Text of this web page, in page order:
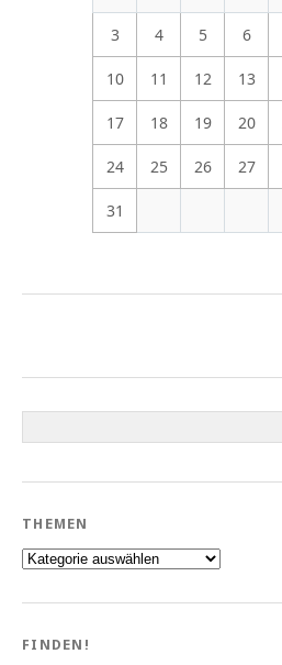
3 4 5 6
10 11 12 13
17 18 19 20
24 25 26 27
31
THEMEN
Themen
FINDEN!